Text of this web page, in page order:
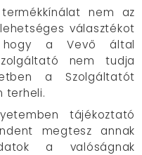
nem az
választékot
hogy a Vevő által
nem tudja
a Szolgáltatót
terheli.
tájékoztató
megtesz annak
a valóságnak